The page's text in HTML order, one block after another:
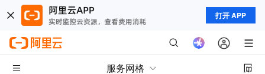
打开 APP
服务网格